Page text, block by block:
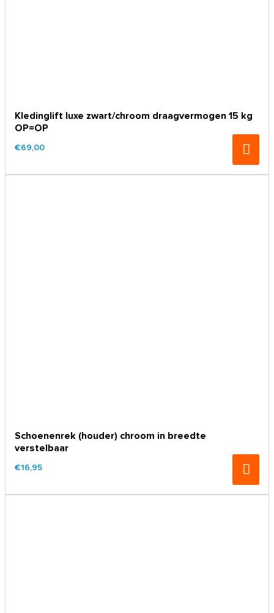
Kledinglift luxe zwart/chroom draagvermogen 15 kg
OP=OP
€69,00
Schoenenrek (houder) chroom in breedte
verstelbaar
€16,95